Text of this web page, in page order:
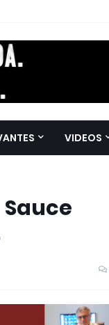
VIDEOS